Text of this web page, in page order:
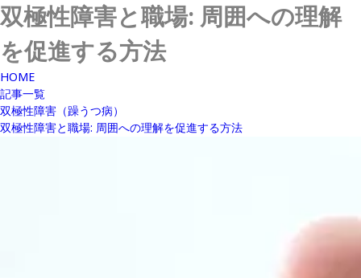
双極性障害と職場: 周囲への理解
を促進する方法
HOME
記事一覧
双極性障害（躁うつ病）
双極性障害と職場: 周囲への理解を促進する方法